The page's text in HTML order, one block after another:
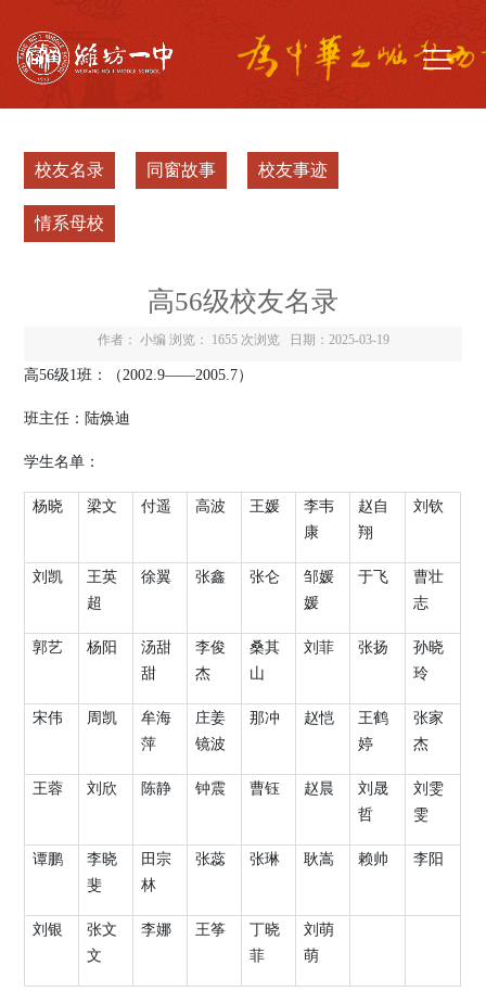
校友名录 同窗故事 校友事迹
情系母校
高56级校友名录
作者： 小编 浏览： 1655 次浏览日期：2025-03-19
高56级1班：（2002.9——2005.7）
班主任：陆焕迪
学生名单：
杨晓 梁文 付遥 高波 王媛
李韦
康
赵自
翔
刘钦
刘凯
王英
超
徐翼 张鑫 张仑
邹媛
媛
于飞
曹壮
志
郭艺 杨阳
汤甜
甜
李俊
杰
桑其
山
刘菲 张扬
孙晓
玲
宋伟 周凯
牟海
萍
庄姜
镜波
那冲 赵恺
王鹤
婷
张家
杰
王蓉 刘欣 陈静 钟震 曹钰 赵晨
刘晟
哲
刘雯
雯
谭鹏
李晓
斐
田宗
林
张蕊 张琳 耿嵩 赖帅 李阳
刘银
张文
文
李娜 王筝
丁晓
菲
刘萌
萌